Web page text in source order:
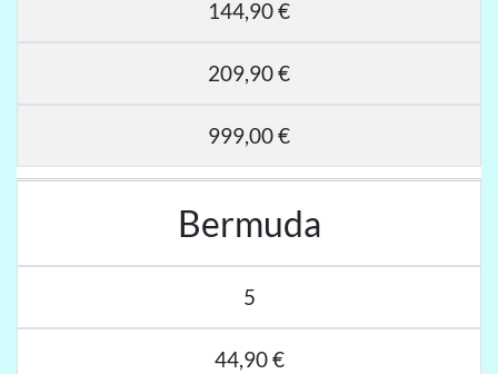
144,90 €
209,90 €
999,00 €
Bermuda
5
44,90 €